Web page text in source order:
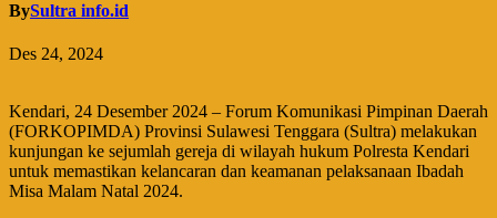
BySultra info.id
Des 24, 2024
Kendari, 24 Desember 2024 – Forum Komunikasi Pimpinan Daerah
(FORKOPIMDA) Provinsi Sulawesi Tenggara (Sultra) melakukan
kunjungan ke sejumlah gereja di wilayah hukum Polresta Kendari
untuk memastikan kelancaran dan keamanan pelaksanaan Ibadah
Misa Malam Natal 2024.